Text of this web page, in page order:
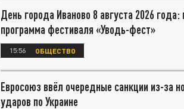
День города Иваново 8 августа 2026 года:
программа фестиваля «Уводь-фест»
15:56 ОБЩЕСТВО
Евросоюз ввёл очередные санкции из-за
ударов по Украине